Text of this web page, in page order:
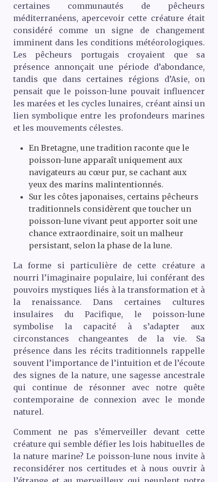
certaines communautés de pêcheurs
méditerranéens, apercevoir cette créature était
considéré comme un signe de changement
imminent dans les conditions météorologiques.
Les pêcheurs portugais croyaient que sa
présence annonçait une période d’abondance,
tandis que dans certaines régions d’Asie, on
pensait que le poisson-lune pouvait influencer
les marées et les cycles lunaires, créant ainsi un
lien symbolique entre les profondeurs marines
et les mouvements célestes.
En Bretagne, une tradition raconte que le
poisson-lune apparaît uniquement aux
navigateurs au cœur pur, se cachant aux
yeux des marins malintentionnés.
Sur les côtes japonaises, certains pêcheurs
traditionnels considèrent que toucher un
poisson-lune vivant peut apporter soit une
chance extraordinaire, soit un malheur
persistant, selon la phase de la lune.
La forme si particulière de cette créature a
nourri l’imaginaire populaire, lui conférant des
pouvoirs mystiques liés à la transformation et à
la renaissance. Dans certaines cultures
insulaires du Pacifique, le poisson-lune
symbolise la capacité à s’adapter aux
circonstances changeantes de la vie. Sa
présence dans les récits traditionnels rappelle
souvent l’importance de l’intuition et de l’écoute
des signes de la nature, une sagesse ancestrale
qui continue de résonner avec notre quête
contemporaine de connexion avec le monde
naturel.
Comment ne pas s’émerveiller devant cette
créature qui semble défier les lois habituelles de
la nature marine? Le poisson-lune nous invite à
reconsidérer nos certitudes et à nous ouvrir à